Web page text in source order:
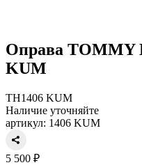
Оправа TOMMY
KUM
TH1406 KUM
Наличие уточняйте
артикул: 1406 KUM
5 500 ₽